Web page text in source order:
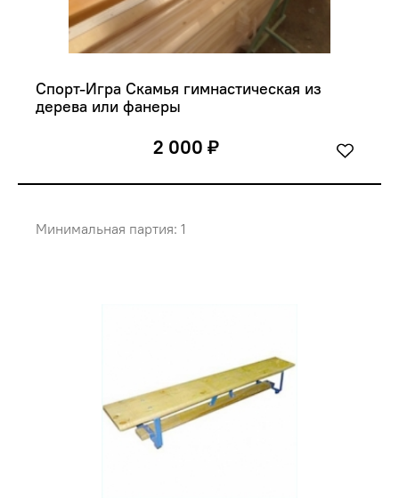
Спорт-Игра Скамья гимнастическая из
дерева или фанеры
2 000 ₽
Минимальная партия: 1